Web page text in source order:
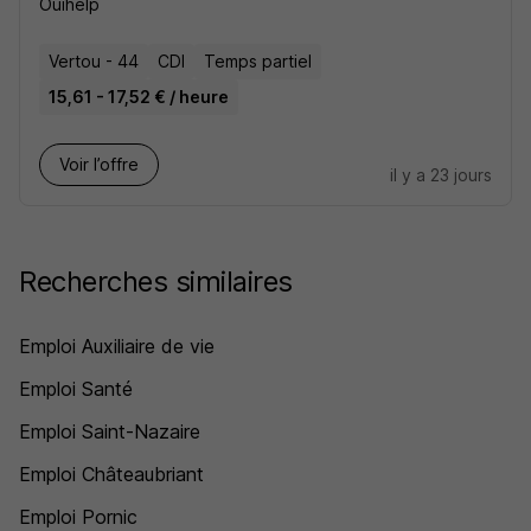
Ouihelp
Vertou - 44 CDI
Temps partiel
15,61 - 17,52 € / heure
Voir l’offre
il y a 23 jours
Recherches similaires
Emploi Auxiliaire de vie
Emploi Santé
Emploi Saint-Nazaire
Emploi Châteaubriant
Emploi Pornic